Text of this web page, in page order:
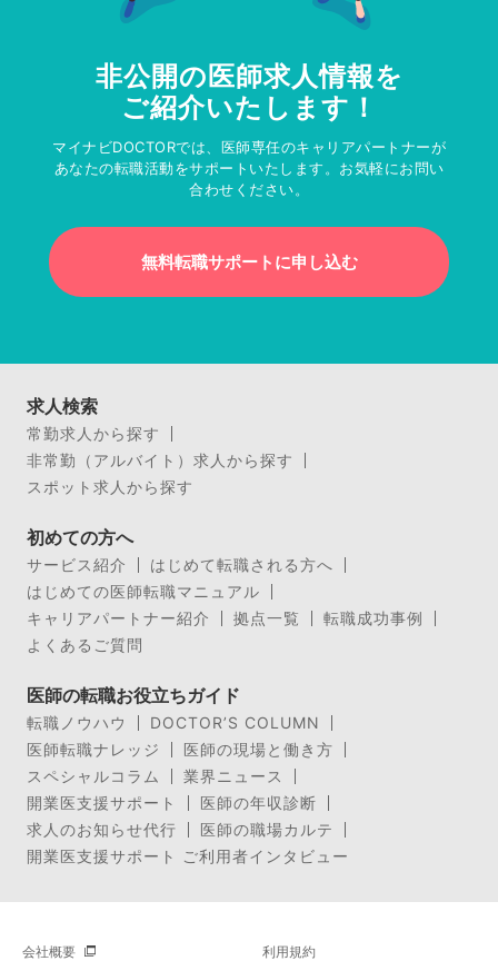
非公開の医師求人情報を
ご紹介いたします！
マイナビDOCTORでは、医師専任のキャリアパートナーが
あなたの転職活動をサポートいたします。お気軽にお問い
合わせください。
無料転職サポートに申し込む
求人検索
常勤求人から探す
非常勤（アルバイト）求人から探す
スポット求人から探す
初めての方へ
サービス紹介
はじめて転職される方へ
はじめての医師転職マニュアル
キャリアパートナー紹介
拠点一覧
転職成功事例
よくあるご質問
医師の転職お役立ちガイド
転職ノウハウ
DOCTOR’S COLUMN
医師転職ナレッジ
医師の現場と働き方
スペシャルコラム
業界ニュース
開業医支援サポート
医師の年収診断
求人のお知らせ代行
医師の職場カルテ
開業医支援サポート ご利用者インタビュー
会社概要 利用規約